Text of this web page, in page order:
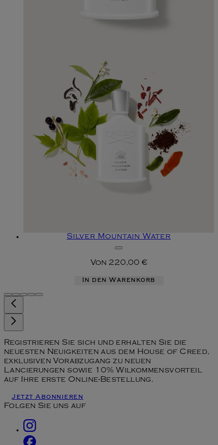
Silver Mountain Water
Von 220,00 €
In den Warenkorb
Registrieren Sie sich und erhalten Sie die
neuesten Neuigkeiten aus dem House of Creed,
exklusiven Vorabzugang zu neuen
Lancierungen sowie 10% Wilkommensvorteil
auf Ihre erste Online-Bestellung.
Jetzt Abonnieren
Folgen Sie uns auf